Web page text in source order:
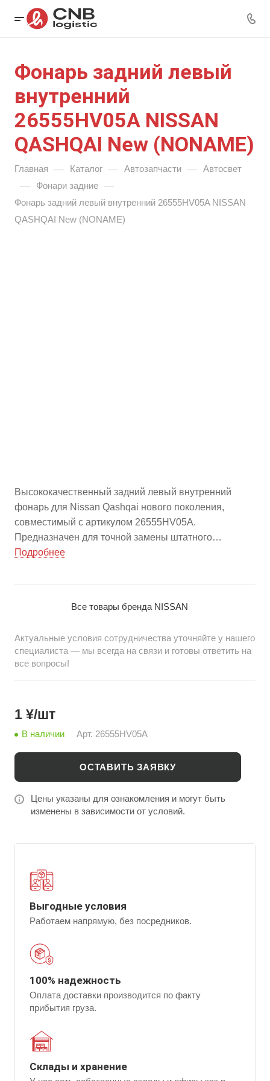
Фонарь задний левый
внутренний
26555HV05A NISSAN
QASHQAI New (NONAME)
Главная — Каталог — Автозапчасти — Автосвет
— Фонари задние —
Фонарь задний левый внутренний 26555HV05A NISSAN
QASHQAI New (NONAME)
Высококачественный задний левый внутренний
фонарь для Nissan Qashqai нового поколения,
совместимый с артикулом 26555HV05A.
Предназначен для точной замены штатного
элемента освещения, обеспечивает надежную
решение для восстановления оригинального
Подробнее
Все товары бренда NISSAN
Актуальные условия сотрудничества уточняйте у нашего
специалиста — мы всегда на связи и готовы ответить на
все вопросы!
1 ¥/шт
В наличии Арт. 26555HV05A
ОСТАВИТЬ ЗАЯВКУ
Цены указаны для ознакомления и могут быть
изменены в зависимости от условий.
Выгодные условия
Работаем напрямую, без посредников.
100% надежность
Оплата доставки производится по факту
прибытия груза.
Склады и хранение